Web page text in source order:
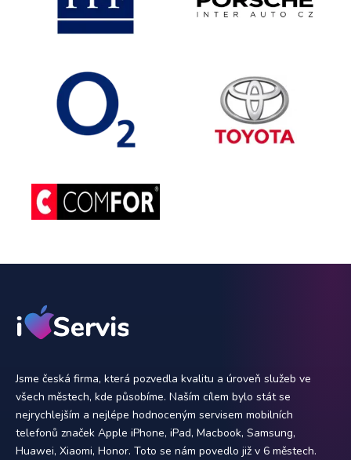
Jsme česká firma, která pozvedla kvalitu a úroveň služeb ve
všech městech, kde působíme. Naším cílem bylo stát se
nejrychlejším a nejlépe hodnoceným servisem mobilních
telefonů značek Apple iPhone, iPad, Macbook, Samsung,
Huawei, Xiaomi, Honor. Toto se nám povedlo již v 6 městech.